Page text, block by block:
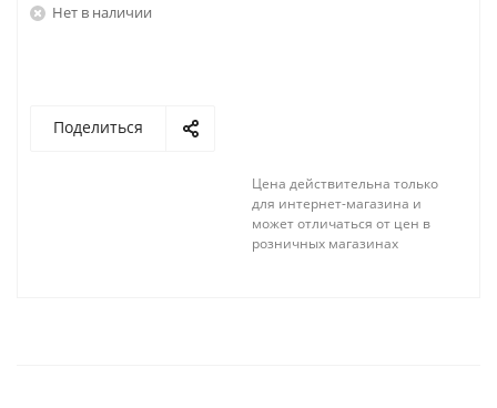
Нет в наличии
Поделиться
Цена действительна только
для интернет-магазина и
может отличаться от цен в
розничных магазинах